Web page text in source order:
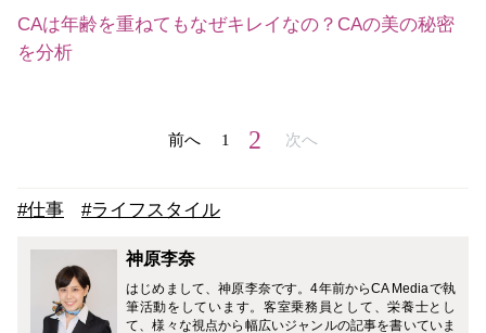
CAは年齢を重ねてもなぜキレイなの？CAの美の秘密
を分析
前へ 1 2 次へ
#仕事 #ライフスタイル
神原李奈
はじめまして、神原李奈です。4年前からCA Mediaで執
筆活動をしています。客室乗務員として、栄養士とし
て、様々な視点から幅広いジャンルの記事を書いていま